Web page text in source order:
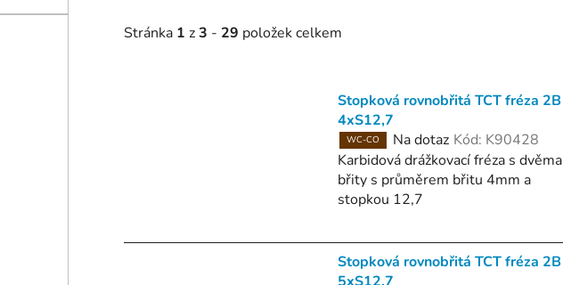
Stránka 1 z3 - 29 položek celkem
o
Stopková rovnobřitá TCT fréza 2B
4xS12,7
WC-CO Na dotaz Kód: K90428
Karbidová drážkovací fréza s dvěma
břity s průměrem břitu 4mm a
stopkou 12,7
Stopková rovnobřitá TCT fréza 2B